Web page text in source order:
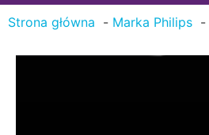
Strona główna Marka Philips